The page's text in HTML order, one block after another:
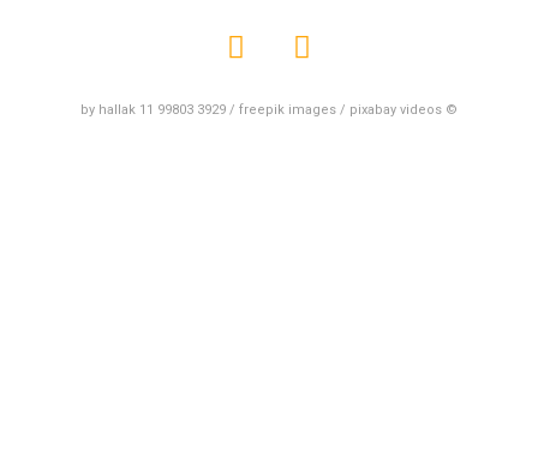
by hallak 11 99803 3929 / freepik images / pixabay videos ©